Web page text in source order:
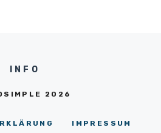
INFO
2026
IMPRESSUM